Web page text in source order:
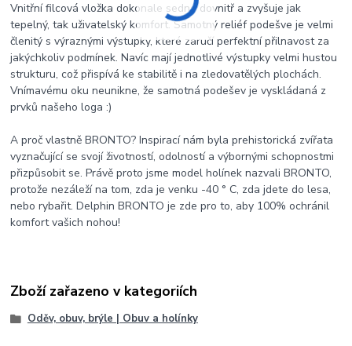
Vnitřní filcová vložka dokonale sedne dovnitř a zvyšuje jak
tepelný, tak uživatelský komfort. Samotný reliéf podešve je velmi
členitý s výraznými výstupky, které zaručí perfektní přilnavost za
jakýchkoliv podmínek. Navíc mají jednotlivé výstupky velmi hustou
strukturu, což přispívá ke stabilitě i na zledovatělých plochách.
Vnímavému oku neunikne, že samotná podešev je vyskládaná z
prvků našeho loga :)
A proč vlastně BRONTO? Inspirací nám byla prehistorická zvířata
vyznačující se svojí životností, odolností a výbornými schopnostmi
přizpůsobit se. Právě proto jsme model holínek nazvali BRONTO,
protože nezáleží na tom, zda je venku -40 ° C, zda jdete do lesa,
nebo rybařit. Delphin BRONTO je zde pro to, aby 100% ochránil
komfort vašich nohou!
Zboží zařazeno v kategoriích
Oděv, obuv, brýle | Obuv a holínky